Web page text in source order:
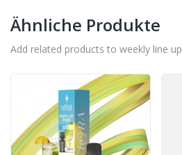
Ähnliche Produkte
Add related products to weekly line up